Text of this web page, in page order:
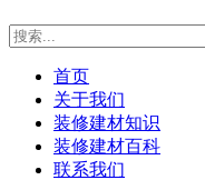
首页
关于我们
装修建材知识
装修建材百科
联系我们